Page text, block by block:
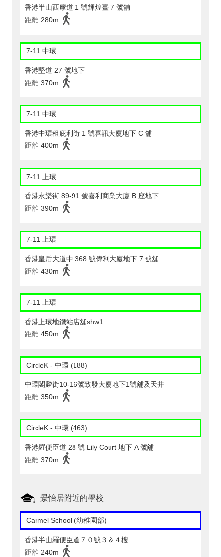
香港半山西摩道 1 號輝煌臺 7 號舖
距離 280m
7-11 中環
香港堅道 27 號地下
距離 370m
7-11 中環
香港中環租庇利街 1 號喜訊大廈地下 C 舖
距離 400m
7-11 上環
香港永樂街 89-91 號喜利商業大廈 B 座地下
距離 390m
7-11 上環
香港皇后大道中 368 號偉利大廈地下 7 號舖
距離 430m
7-11 上環
香港上環地鐵站店舖shw1
距離 450m
CircleK - 中環 (188)
中環閣麟街10-16號致發大廈地下1號舖及天井
距離 350m
CircleK - 中環 (463)
香港羅便臣道 28 號 Lily Court 地下 A 號舖
距離 370m
景怡居附近的學校
Carmel School (幼稚園部)
香港半山羅便臣道７０號３＆４樓
距離 240m